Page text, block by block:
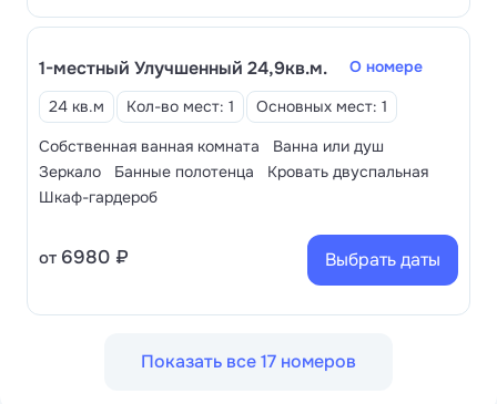
1-местный Улучшенный 24,9кв.м.
О номере
24 кв.м
Кол-во мест: 1
Основных мест: 1
Собственная ванная комната
Ванна или душ
Зеркало
Банные полотенца
Кровать двуспальная
Шкаф-гардероб
от 6980 ₽ Выбрать даты
Показать все 17 номеров